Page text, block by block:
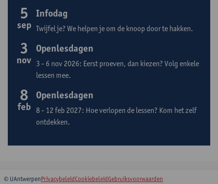
Infodag
Twijfel je? We helpen je om de knoop door te hakken.
5
sep
Openlesdagen
3 - 6 nov 2026: Eerst proeven, dan kiezen? Volg enkele
lessen mee.
3
nov
Openlesdagen
8 - 12 feb 2027: Hoe verlopen de lessen? Kom het zelf
ontdekken.
8
feb
© UAntwerpenPrivacybeleidCookiebeleidGebruiksvoorwaarden